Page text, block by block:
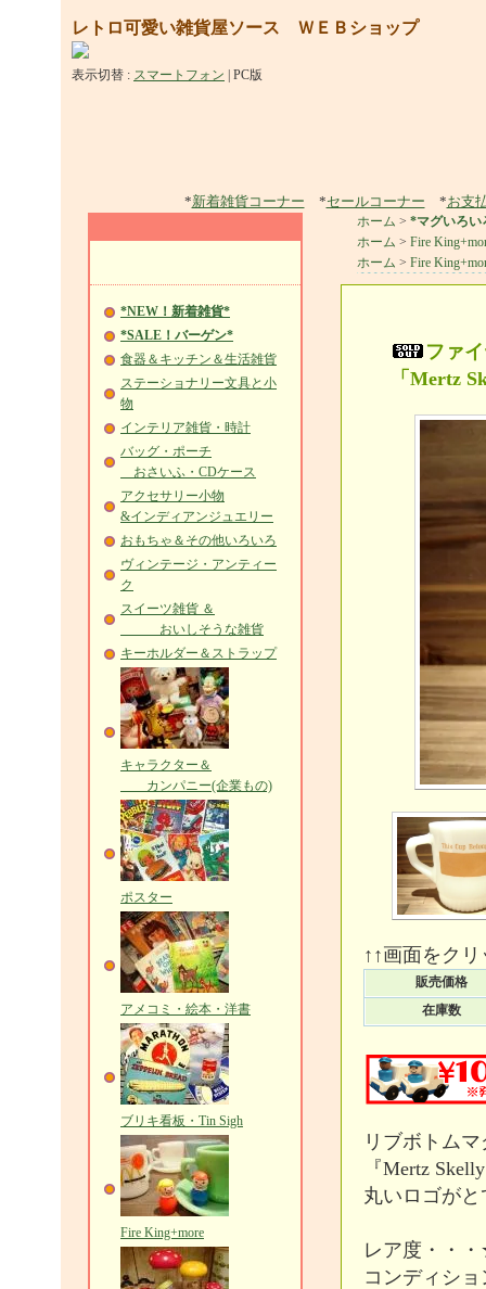
レトロ可愛い雑貨屋ソース ＷＥＢショップ
表示切替 : スマートフォン PC版
*新着雑貨コーナー *セールコーナー *お支
*NEW！新着雑貨*
*SALE！バーゲン*
食器＆キッチン＆生活雑貨
ステーショナリー文具と小
物
インテリア雑貨・時計
バッグ・ポーチ
おさいふ・CDケース
アクセサリー小物
&インディアンジュエリー
おもちゃ＆その他いろいろ
ヴィンテージ・アンティー
ク
スイーツ雑貨 ＆
おいしそうな雑貨
キーホルダー＆ストラップ
キャラクター＆
カンパニー(企業もの)
ポスター
アメコミ・絵本・洋書
ブリキ看板・Tin Sigh
Fire King+more
ホーム > *マグいろい
ホーム > Fire
ホーム > Fire
ファ
「Mertz
↑↑画面をク
販売価格
在庫数
リブボトムマ
『Mertz
丸いロゴが
レア度・
コンディ